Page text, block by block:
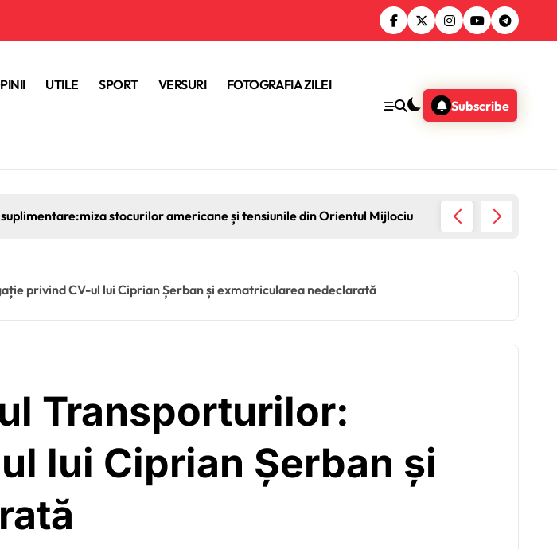
UTILE SPORT VERSURI FOTOGRAFIA ZILEI
Subscribe
stocurilor americane și tensiunile din Orientul Mijlociu
privind CV-ul lui Ciprian Șerban și exmatricularea nedeclarată
Transporturilor:
lui Ciprian Șerban și